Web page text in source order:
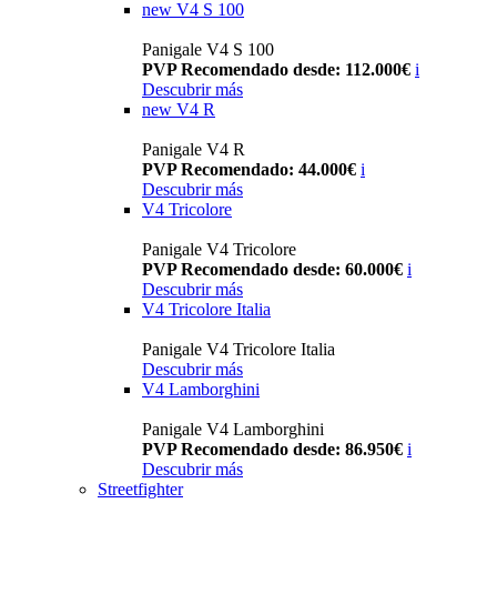
new V4 S 100
Panigale V4 S 100
PVP Recomendado desde: 112.000€ i
Descubrir más
new V4 R
Panigale V4 R
PVP Recomendado: 44.000€ i
Descubrir más
V4 Tricolore
Panigale V4 Tricolore
PVP Recomendado desde: 60.000€ i
Descubrir más
V4 Tricolore Italia
Panigale V4 Tricolore Italia
Descubrir más
V4 Lamborghini
Panigale V4 Lamborghini
PVP Recomendado desde: 86.950€ i
Descubrir más
Streetfighter